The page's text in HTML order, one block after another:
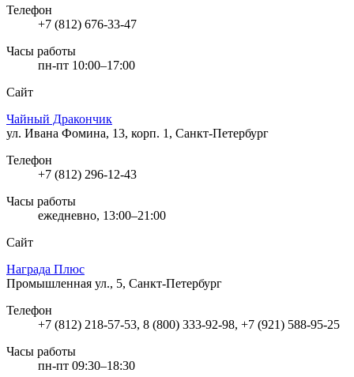
Телефон
+7 (812) 676-33-47
Часы работы
пн-пт 10:00–17:00
Сайт
Чайный Дракончик
ул. Ивана Фомина, 13, корп. 1, Санкт-Петербург
Телефон
+7 (812) 296-12-43
Часы работы
ежедневно, 13:00–21:00
Сайт
Награда Плюс
Промышленная ул., 5, Санкт-Петербург
Телефон
+7 (812) 218-57-53, 8 (800) 333-92-98, +7 (921) 588-95-25
Часы работы
пн-пт 09:30–18:30